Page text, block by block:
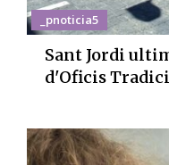
_pnoticia5
Sant Jordi
d'Oficis